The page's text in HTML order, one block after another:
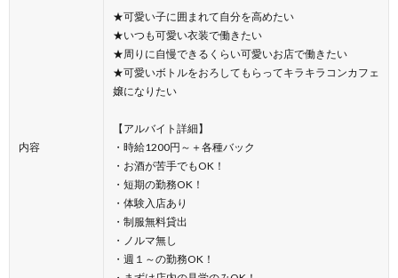
内容
★可愛い子に囲まれて自分を高めたい
★いつも可愛い衣装で働きたい
★周りに自慢できるくらい可愛いお店で働きたい
★可愛いボトルをおろしてもらってキラキラコンカフェ
嬢になりたい
【アルバイト詳細】
・時給1200円～＋各種バック
・お酒が苦手でもOK！
・短期の勤務OK！
・体験入店あり
・制服無料貸出
・ノルマ無し
・週１～の勤務OK！